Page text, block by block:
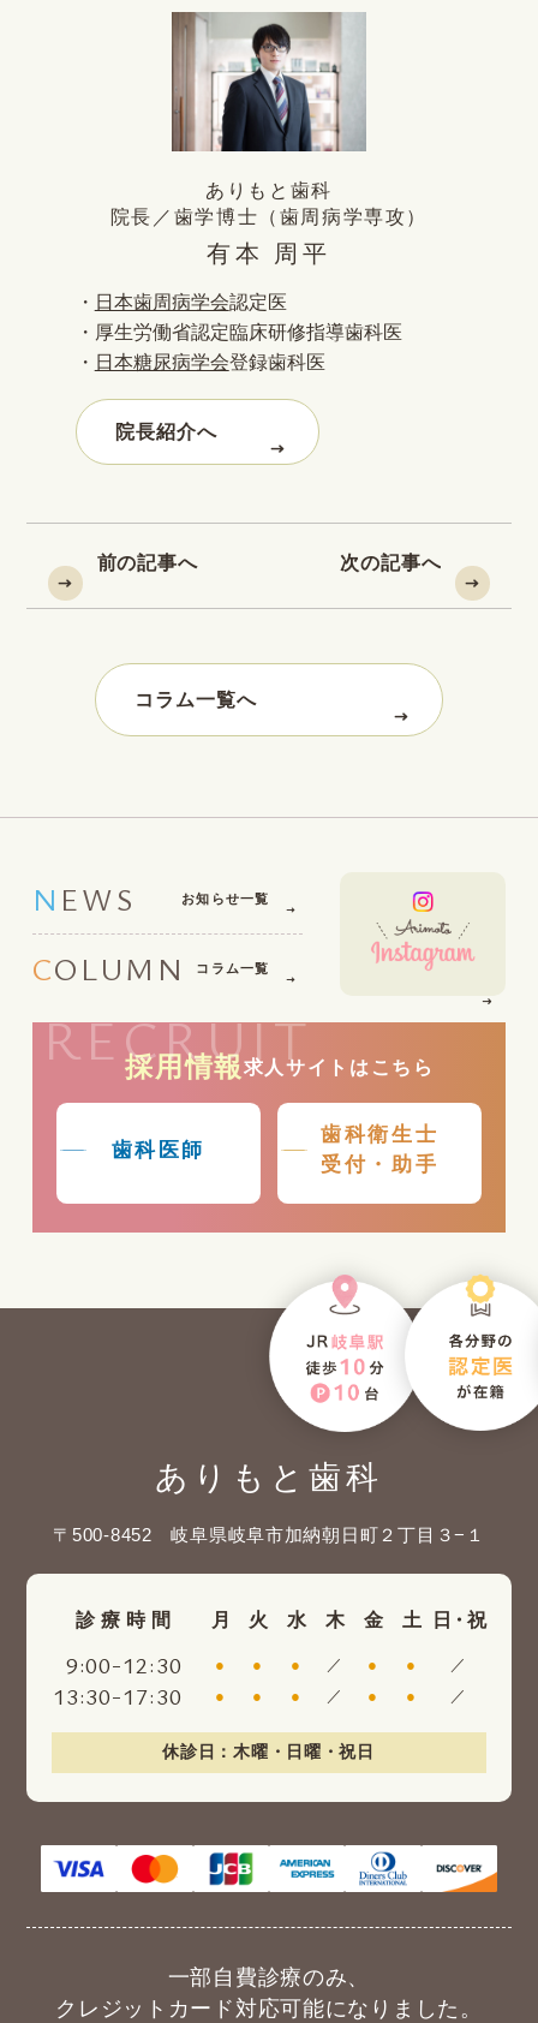
ありもと歯科
院長／歯学博士（歯周病学専攻）
有本 周平
・ 日本歯周病学会認定医
・厚生労働省認定臨床研修指導歯科医
・ 日本糖尿病学会登録歯科医
院長紹介へ
前の記事へ 次の記事へ
コラム一覧へ
NEWS お知らせ一覧
COLUMN コラム一覧
RECRUIT
採用情報 求人サイトはこちら
歯科医師
歯科衛生士
受付・助手
ありもと歯科
〒500-8452 岐阜県岐阜市加納朝日町２丁目３−１
休診日：木曜・日曜・祝日
診療時間 月 火 水 木 金 土 日・祝
9:00-12:30 ● ● ● ／ ● ● ／
13:30-17:30 ● ● ● ／ ● ● ／
一部自費診療のみ、
クレジットカード対応可能になりました。